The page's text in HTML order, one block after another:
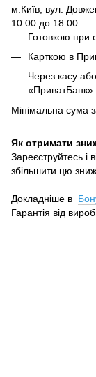
м.Київ, вул.
10:00 до 18:00
Готовкою при
Карткою в
Через касу
«ПриватБанк».
Мінімальна сума
Як отримати
Зареєструйтесь і
збільшити цю
Докладніше в
Гарантія від